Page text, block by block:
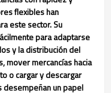
flexibles han
este sector. Su
para adaptarse
y la distribución del
mover mercancías hacia
o cargar y descargar
un papel